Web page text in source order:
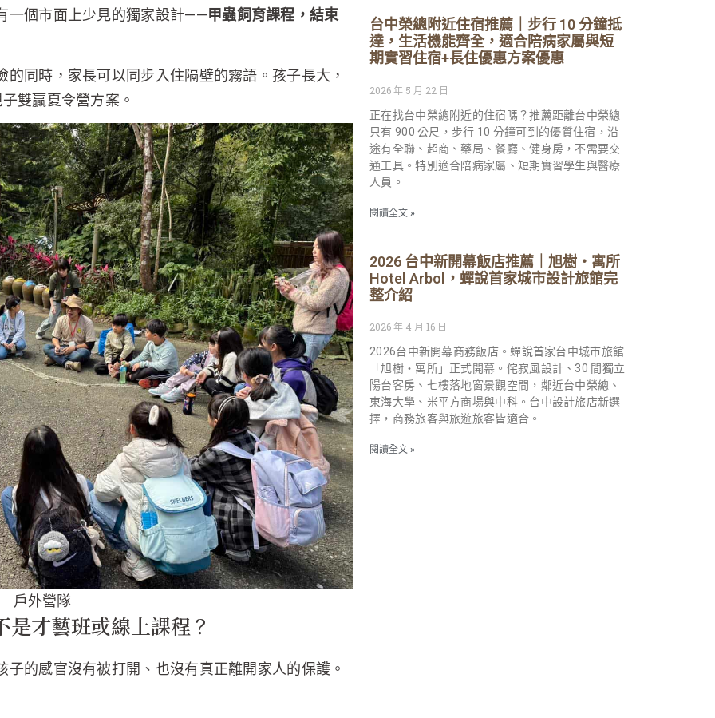
一個市面上少見的獨家設計——甲蟲飼育課程，結束
同時，家長可以同步入住隔壁的霧語。孩子長大，
雙贏夏令營方案。
戶外營隊
才藝班或線上課程？
的感官沒有被打開、也沒有真正離開家人的保護。
台中榮總附近住宿推薦｜步行 10 分鐘抵
達，生活機能齊全，適合陪病家屬與短
期實習住宿+長住優惠方案優惠
2026 年 5 月 22 日
正在找台中榮總附近的住宿嗎？推薦距離台中榮總
只有 900 公尺，步行 10 分鐘可到的優質住宿，沿
途有全聯、超商、藥局、餐廳、健身房，不需要交
通工具。特別適合陪病家屬、短期實習學生與醫療
人員。
閱讀全文 »
2026 台中新開幕飯店推薦｜旭樹・寓所
Hotel Arbol，蟬說首家城市設計旅館完
整介紹
2026 年 4 月 16 日
2026台中新開幕商務飯店。蟬說首家台中城市旅館
「旭樹・寓所」正式開幕。侘寂風設計、30 間獨立
陽台客房、七樓落地窗景觀空間，鄰近台中榮總、
東海大學、米平方商場與中科。台中設計旅店新選
擇，商務旅客與旅遊旅客皆適合。
閱讀全文 »